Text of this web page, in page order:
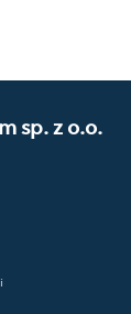
sp. z o.o.